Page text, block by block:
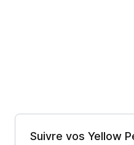
Suivre vos Yellow